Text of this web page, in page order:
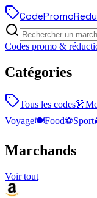
CodePromo
Codes promo &
Catégories
Tous les codes👗
Voyage🍽️Food⚽Sport
Marchands
Voir tout